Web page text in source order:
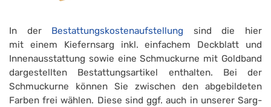
In der Bestattungskostenaufstellung sind die hier
mit einem Kiefernsarg inkl. einfachem Deckblatt und
Innenausstattung sowie eine Schmuckurne mit Goldband
dargestellten Bestattungsartikel enthalten. Bei der
Schmuckurne können Sie zwischen den abgebildeten
Farben frei wählen. Diese sind ggf. auch in unserer Sarg-